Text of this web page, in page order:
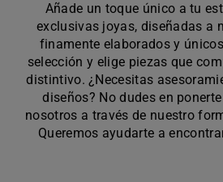
Añade un toque único a tu
exclusivas joyas, diseñadas a
finamente elaborados y
selección y elige piezas que
distintivo. ¿Necesitas
diseños? No dudes en
nosotros a través de nuestro
Queremos ayudarte a